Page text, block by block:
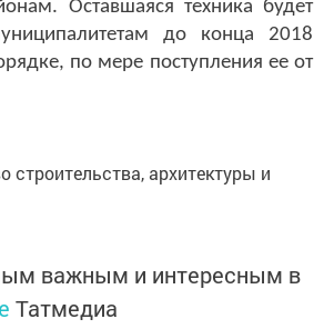
Оставшаяся техника будет
до конца 2018
по мере поступления ее от
строительства, архитектуры и
важным и интересным в
Татмедиа